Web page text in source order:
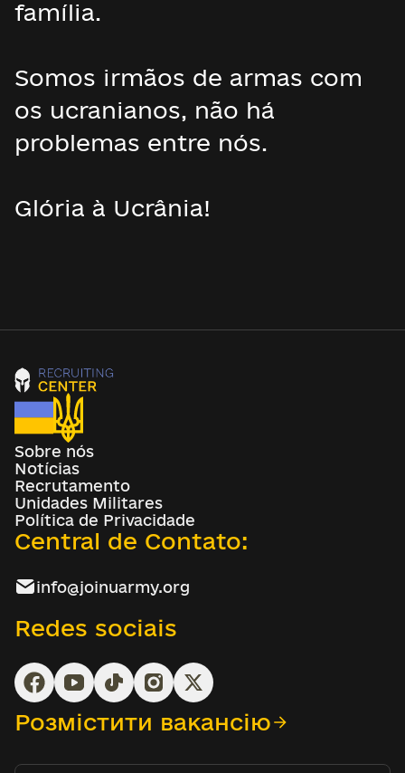
família.
Somos irmãos de armas com
os ucranianos, não há
problemas entre nós.
Glória à Ucrânia!
Sobre nós
Notícias
Recrutamento
Unidades Militares
Política de Privacidade
Central de Contato:
info@joinuarmy.org
Redes sociais
Розмістити вакансію